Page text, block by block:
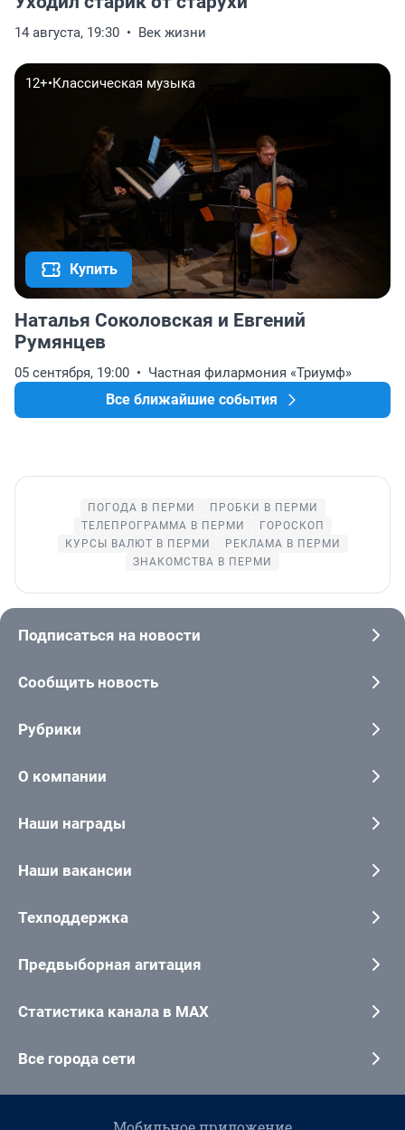
14 августа, 19:30 Век жизни
12+•Классическая музыка
Купить
Наталья Соколовская и Евгений
Румянцев
05 сентября, 19:00 Частная филармония «Триумф»
Все ближайшие события
ПОГОДА В ПЕРМИ
ПРОБКИ В ПЕРМИ
ТЕЛЕПРОГРАММА В ПЕРМИ
ГОРОСКОП
КУРСЫ ВАЛЮТ В ПЕРМИ
РЕКЛАМА В ПЕРМИ
ЗНАКОМСТВА В ПЕРМИ
Подписаться на новости
Сообщить новость
Рубрики
О компании
Наши награды
Наши вакансии
Техподдержка
Предвыборная агитация
Статистика канала в MAX
Все города сети